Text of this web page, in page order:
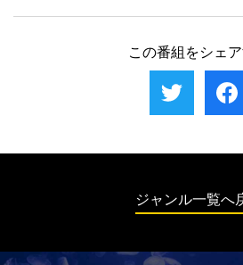
そう考えていた。
のは、マリファナ
けの安物のナイロ
この状況から逃れ
グバオに立ち向かったことにより、国中
陥らせた一連の出来事への引き金をひい
兵士の人数でも勝る武装集団に包囲され
勢不利の中、丸腰のフィルにあるのは知
最大規模のデリーの刑務所へ送られる。
所した矢先、再逮捕される。刑期が5年
り、クレアは絶望のどん底に突き落とさ
この番組をシェ
ジャンル一覧へ